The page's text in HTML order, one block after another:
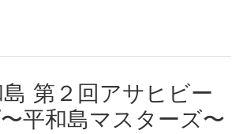
第２回アサヒビー
平和島マスターズ〜